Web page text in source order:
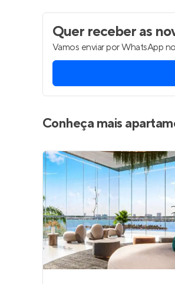
Quer receber as
Vamos enviar por WhatsApp
Conheça mais